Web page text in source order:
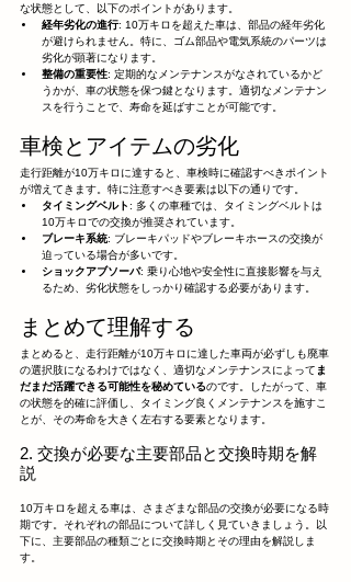
な状態として、以下のポイントがあります。
経年劣化の進行: 10万キロを超えた車は、部品の経年劣化
が避けられません。特に、ゴム部品や電気系統のパーツは
劣化が顕著になります。
整備の重要性: 定期的なメンテナンスがなされているかど
うかが、車の状態を保つ鍵となります。適切なメンテナン
スを行うことで、寿命を延ばすことが可能です。
車検とアイテムの劣化
走行距離が10万キロに達すると、車検時に確認すべきポイント
が増えてきます。特に注意すべき要素は以下の通りです。
タイミングベルト: 多くの車種では、タイミングベルトは
10万キロでの交換が推奨されています。
ブレーキ系統: ブレーキパッドやブレーキホースの交換が
迫っている場合が多いです。
ショックアブソーバ: 乗り心地や安全性に直接影響を与え
るため、劣化状態をしっかり確認する必要があります。
まとめて理解する
まとめると、走行距離が10万キロに達した車両が必ずしも廃車
の選択肢になるわけではなく、適切なメンテナンスによって ま
だまだ活躍できる可能性を秘めているのです。したがって、車
の状態を的確に評価し、タイミング良くメンテナンスを施すこ
とが、その寿命を大きく左右する要素となります。
2. 交換が必要な主要部品と交換時期を解
説
10万キロを超える車は、さまざまな部品の交換が必要になる時
期です。それぞれの部品について詳しく見ていきましょう。以
下に、主要部品の種類ごとに交換時期とその理由を解説しま
す。